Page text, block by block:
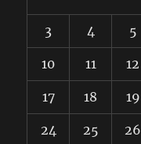
3 4 5
10 11 12
17 18 19
24 25 26